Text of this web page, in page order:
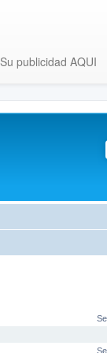
publicidad AQUI